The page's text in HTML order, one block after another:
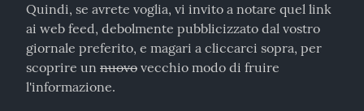
Quindi, se avrete voglia, vi invito a notare quel link
ai web feed, debolmente pubblicizzato dal vostro
giornale preferito, e magari a cliccarci sopra, per
scoprire un nuovo vecchio modo di fruire
l'informazione.